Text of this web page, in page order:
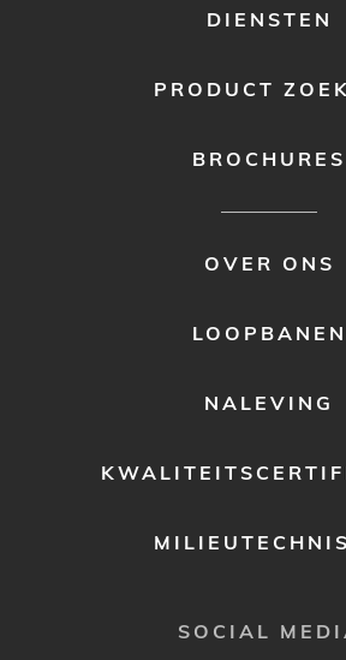
DIENSTEN
PRODUCT
BROCHURES
OVER ONS
LOOPBANEN
NALEVING
SOCIAL